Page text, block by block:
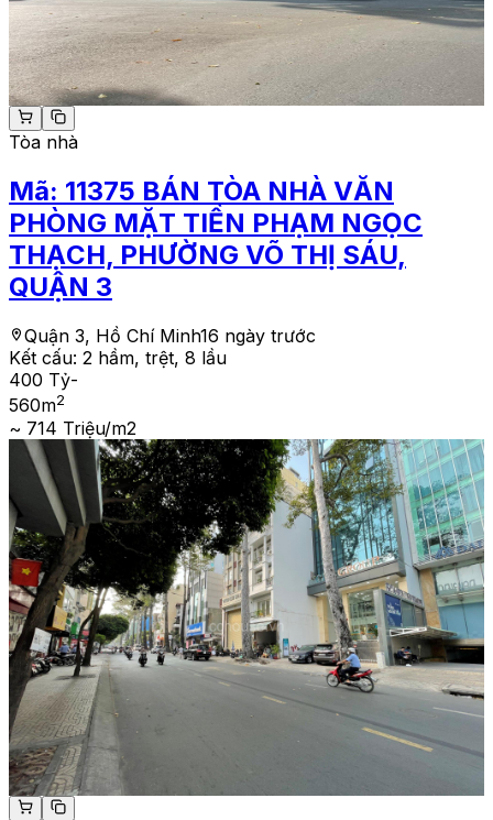
Tòa nhà
Mã: 11375 BÁN TÒA NHÀ VĂN
PHÒNG MẶT TIỀN PHẠM NGỌC
THẠCH, PHƯỜNG VÕ THỊ SÁU,
QUẬN 3
Quận 3, Hồ Chí Minh16 ngày trước
Kết cấu: 2 hầm, trệt, 8 lầu
400 Tỷ-
560m2
~ 714 Triệu/m2